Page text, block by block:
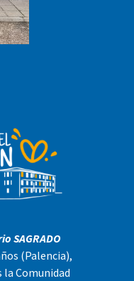
SAGRADO
(Palencia),
Comunidad